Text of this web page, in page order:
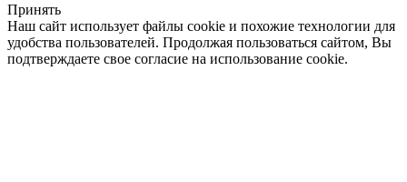
Принять
Наш сайт использует файлы cookie и похожие технологии для
удобства пользователей. Продолжая пользоваться сайтом, Вы
подтверждаете свое согласие на использование cookie.